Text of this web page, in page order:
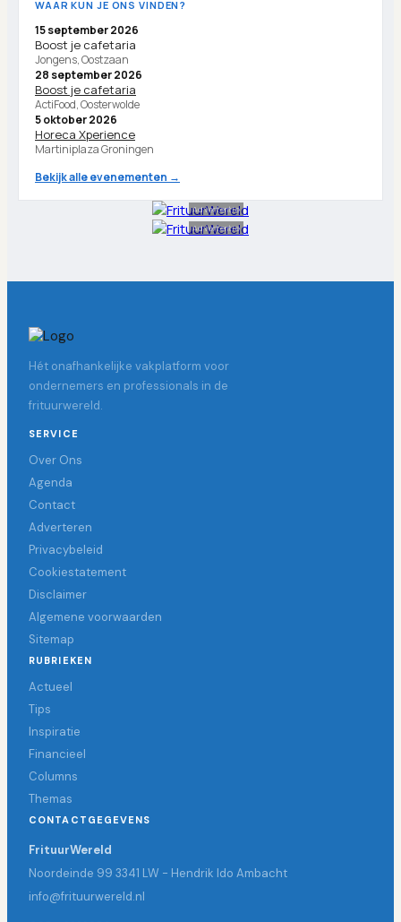
WAAR KUN JE ONS VINDEN?
15 september 2026
Boost je cafetaria
Jongens, Oostzaan
28 september 2026
Boost je cafetaria
ActiFood, Oosterwolde
5 oktober 2026
Horeca Xperience
Martiniplaza Groningen
Bekijk alle evenementen →
Advertentie
Advertentie
Hét onafhankelijke vakplatform voor
ondernemers en professionals in de
frituurwereld.
SERVICE
Over Ons
Agenda
Contact
Adverteren
Privacybeleid
Cookiestatement
Disclaimer
Algemene voorwaarden
Sitemap
RUBRIEKEN
Actueel
Tips
Inspiratie
Financieel
Columns
Themas
CONTACTGEGEVENS
FrituurWereld
Noordeinde 99 3341 LW - Hendrik Ido Ambacht
info@frituurwereld.nl